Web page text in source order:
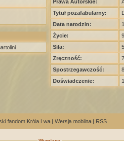
Prawa Autorskie:
Tytuł pozafabularny:
Data narodzin:
Życie:
Siła:
Zręczność:
Spostrzegawczość:
Doświadczenie:
fandom Króla Lwa| Wersja mobilna| RSS